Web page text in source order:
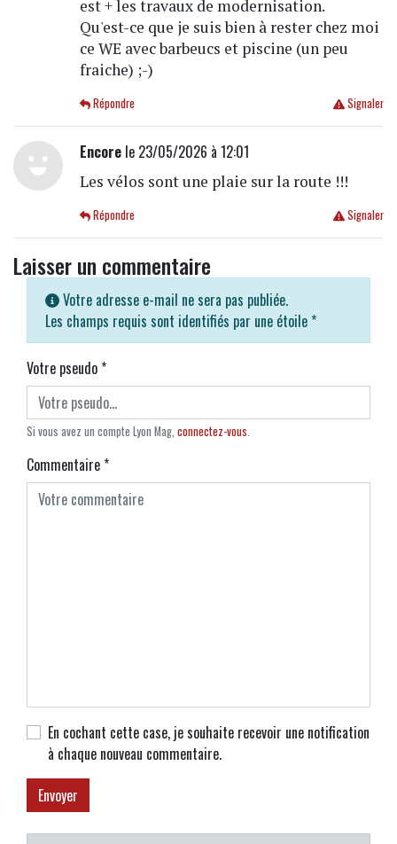
est + les travaux de modernisation.
Qu'est-ce que je suis bien à rester chez moi
ce WE avec barbeucs et piscine (un peu
fraiche) ;-)
Signaler
Répondre
Encorele 23/05/2026 à 12:01
Les vélos sont une plaie sur la route !!!
Signaler
Répondre
Laisser un commentaire
Votre adresse e-mail ne sera pas publiée.
Les champs requis sont identifiés par une étoile *
Votre pseudo*
Si vous avez un compte Lyon Mag, connectez-vous.
Commentaire*
En cochant cette case, je souhaite recevoir une notification
à chaque nouveau commentaire.